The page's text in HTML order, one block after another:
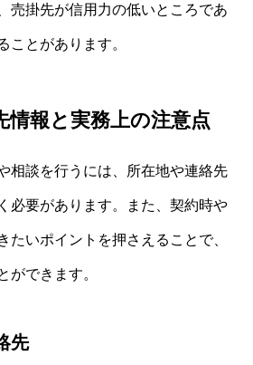
売掛先が信用力の低いところであ
ことがあります。
情報と実務上の注意点
相談を行うには、所在地や連絡先
必要があります。また、契約時や
たいポイントを押さえることで、
ができます。
先